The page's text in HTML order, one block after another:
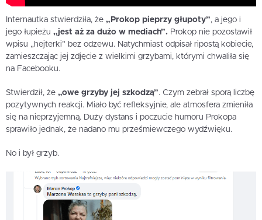
Internautka stwierdziła, że „Prokop pieprzy głupoty”, a jego i
jego łupieżu „jest aż za dużo w mediach”. Prokop nie pozostawił
wpisu „hejterki” bez odzewu. Natychmiast odpisał ripostą kobiecie,
zamieszczając jej zdjęcie z wielkimi grzybami, którymi chwaliła się
na Facebooku.
Stwierdził, że „owe grzyby jej szkodzą”. Czym zebrał sporą liczbę
pozytywnych reakcji. Miało być refleksyjnie, ale atmosfera zmieniła
się na nieprzyjemną. Duży dystans i poczucie humoru Prokopa
sprawiło jednak, że nadano mu prześmiewczego wydźwięku.
No i był grzyb.